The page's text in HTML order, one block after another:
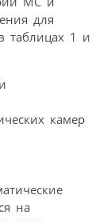
для
таблицах 1 и
на